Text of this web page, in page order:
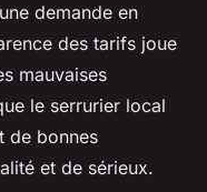
demande en
des tarifs joue
mauvaises
le serrurier local
de bonnes
et de sérieux.